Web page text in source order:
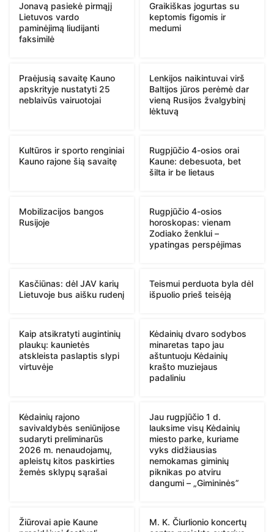
Jonavą pasiekė pirmąjį
Lietuvos vardo
paminėjimą liudijanti
faksimilė
Graikiškas jogurtas su
keptomis figomis ir
medumi
Praėjusią savaitę Kauno
apskrityje nustatyti 25
neblaivūs vairuotojai
Lenkijos naikintuvai virš
Baltijos jūros perėmė dar
vieną Rusijos žvalgybinį
lėktuvą
Kultūros ir sporto renginiai
Kauno rajone šią savaitę
Rugpjūčio 4-osios orai
Kaune: debesuota, bet
šilta ir be lietaus
Mobilizacijos bangos
Rusijoje
Rugpjūčio 4-osios
horoskopas: vienam
Zodiako ženklui –
ypatingas perspėjimas
Kasčiūnas: dėl JAV karių
Lietuvoje bus aišku rudenį
Teismui perduota byla dėl
išpuolio prieš teisėją
Kaip atsikratyti augintinių
plaukų: kaunietės
atskleista paslaptis slypi
virtuvėje
Kėdainių dvaro sodybos
minaretas tapo jau
aštuntuoju Kėdainių
krašto muziejaus
padaliniu
Kėdainių rajono
savivaldybės seniūnijose
sudaryti preliminarūs
2026 m. nenaudojamų,
apleistų kitos paskirties
žemės sklypų sąrašai
Jau rugpjūčio 1 d.
lauksime visų Kėdainių
miesto parke, kuriame
vyks didžiausias
nemokamas giminių
piknikas po atviru
dangumi – „Gimininės”
Žiūrovai apie Kaune
M. K. Čiurlionio koncertų